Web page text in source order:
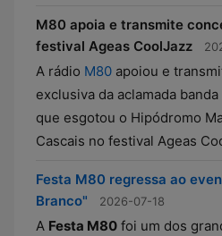
M80 apoia e transmite
festival Ageas CoolJazz
A rádio M80 apoiou e
exclusiva da aclamada
que esgotou o Hipódromo
Cascais no festival Ageas
Festa M80 regressa ao
Branco"
2026-07-18
A Festa M80 foi um dos